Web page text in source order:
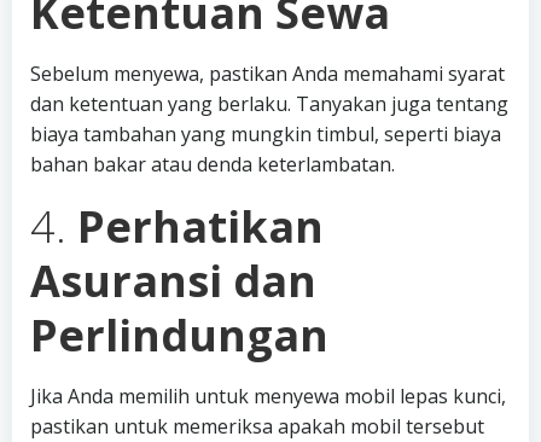
Ketentuan Sewa
Sebelum menyewa, pastikan Anda memahami syarat
dan ketentuan yang berlaku. Tanyakan juga tentang
biaya tambahan yang mungkin timbul, seperti biaya
bahan bakar atau denda keterlambatan.
4. Perhatikan
Asuransi dan
Perlindungan
Jika Anda memilih untuk menyewa mobil lepas kunci,
pastikan untuk memeriksa apakah mobil tersebut